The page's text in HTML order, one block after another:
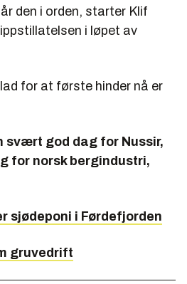
den i orden, starter Klif
i løpet av
for at første hinder nå er
svært god dag for Nussir,
for norsk bergindustri,
sjødeponi i Førdefjorden
gruvedrift